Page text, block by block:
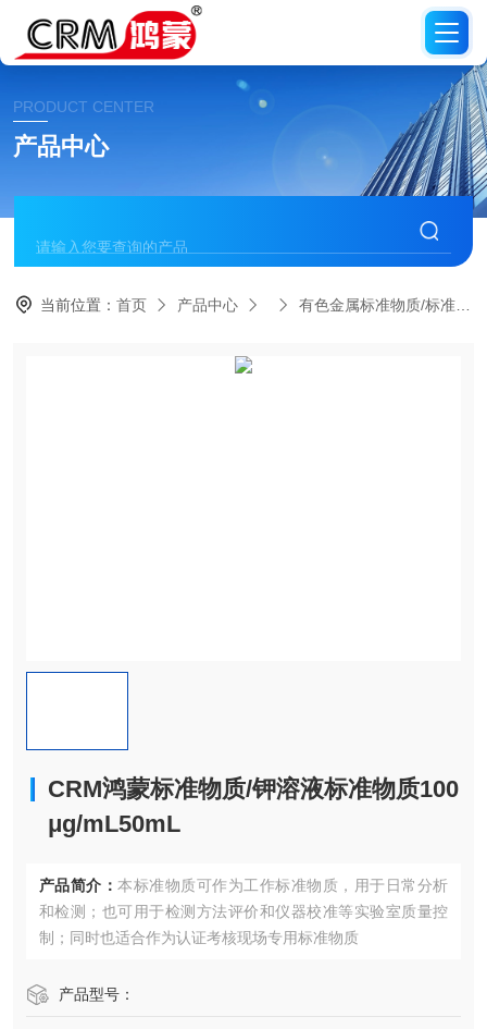
PRODUCT CENTER
产品中心
当前位置：首页 产品中心 有色金属标准物质/标准品
CRM鸿蒙标准物质/钾溶液标准物质100
μg/mL50mL
产品简介： 本标准物质可作为工作标准物质，用于日常分析
和检测；也可用于检测方法评价和仪器校准等实验室质量控
制；同时也适合作为认证考核现场专用标准物质
产品型号：